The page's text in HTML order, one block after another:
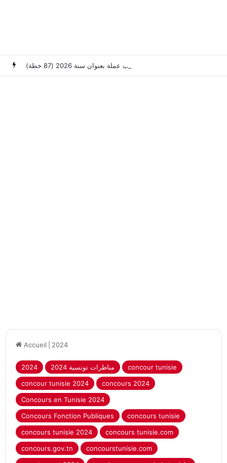
Accueil 2024
2024 2024 مناظرات تونسية
concour tunisie
concour tunisie 2024
concours 2024
Concours en Tunisie 2024
Concours Fonction Publiques
concours tunisie
concours tunisie 2024
concours tunisie.com
concours.gov.tn
concourstunisie.com